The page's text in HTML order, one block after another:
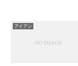
アイアン